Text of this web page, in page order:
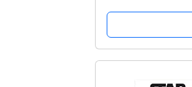
bicicleta, niños